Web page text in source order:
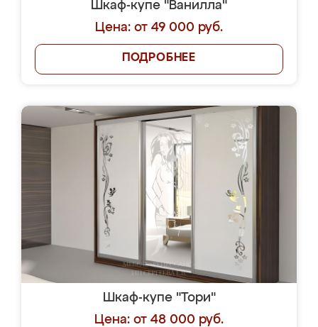
Шкаф-купе "Ванилла"
Цена: от 49 000 руб.
ПОДРОБНЕЕ
Шкаф-купе "Тори"
Цена: от 48 000 руб.